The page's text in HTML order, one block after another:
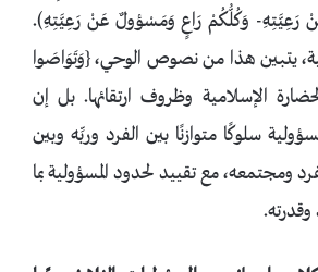
رَعِيَّتِهِ- وَكُلُّكُمْ رَاعٍ وَمَسْؤولٌ عَنْ رَعِيَّتِهِ).
يتبين هذا من نصوص الوحي، {وَتَوَاصَوا
الإسلامية وظروف ارتقائها. بل إن
سلوكًا متوازنًا بين الفرد وربِّه وبين
ومجتمعه، مع تقييد لحدود المسؤولية بما